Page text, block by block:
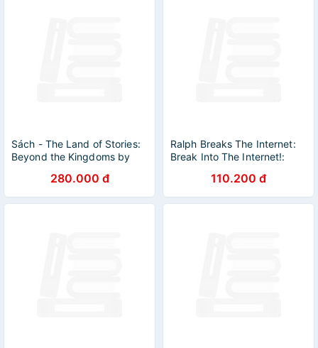
Sách - The Land of Stories:
Beyond the Kingdoms by
Childrens Adventure Novel
280.000 đ
Ralph Breaks The Internet:
Break Into The Internet!:
110.200 đ